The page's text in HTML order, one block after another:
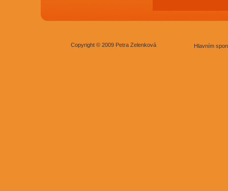
Copyright © 2009 Petra Zelenková Hlavním